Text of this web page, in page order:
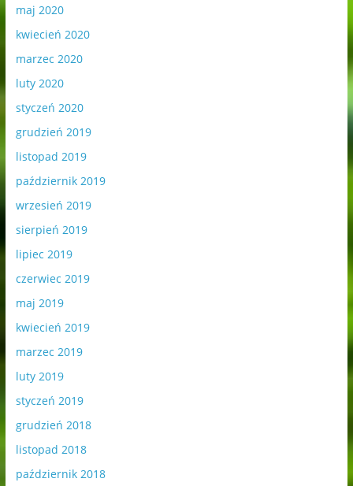
maj 2020
kwiecień 2020
marzec 2020
luty 2020
styczeń 2020
grudzień 2019
listopad 2019
październik 2019
wrzesień 2019
sierpień 2019
lipiec 2019
czerwiec 2019
maj 2019
kwiecień 2019
marzec 2019
luty 2019
styczeń 2019
grudzień 2018
listopad 2018
październik 2018